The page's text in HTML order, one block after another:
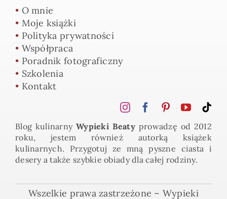
• O mnie
• Moje książki
• Polityka prywatności
• Współpraca
• Poradnik fotograficzny
• Szkolenia
• Kontakt
Blog kulinarny Wypieki Beaty prowadzę od 2012
roku, jestem również autorką książek
kulinarnych. Przygotuj ze mną pyszne ciasta i
desery a także szybkie obiady dla całej rodziny.
Wszelkie prawa zastrzeżone – Wypieki